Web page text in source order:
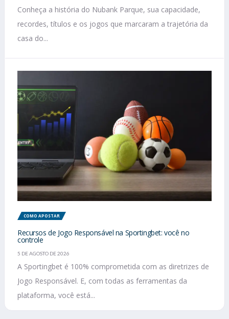
Conheça a história do Nubank Parque, sua capacidade,
recordes, títulos e os jogos que marcaram a trajetória da
casa do...
COMO APOSTAR
Recursos de Jogo Responsável na Sportingbet: você no
controle
5 DE AGOSTO DE 2026
A Sportingbet é 100% comprometida com as diretrizes de
Jogo Responsável. E, com todas as ferramentas da
plataforma, você está...